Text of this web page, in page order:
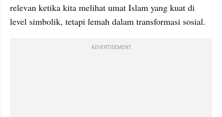
relevan ketika kita melihat umat Islam yang kuat di
level simbolik, tetapi lemah dalam transformasi sosial.
ADVERTISEMENT